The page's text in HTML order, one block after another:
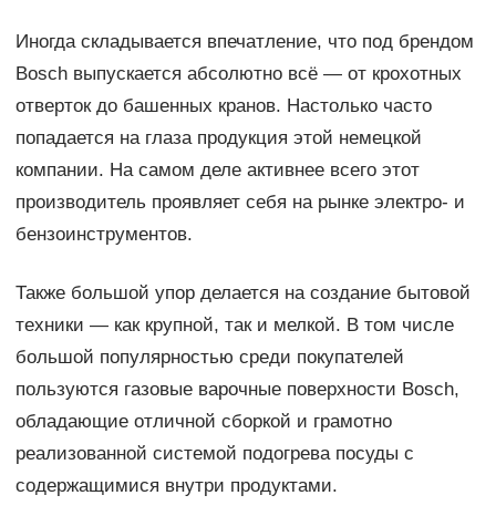
Иногда складывается впечатление, что под брендом
Bosch выпускается абсолютно всё — от крохотных
отверток до башенных кранов. Настолько часто
попадается на глаза продукция этой немецкой
компании. На самом деле активнее всего этот
производитель проявляет себя на рынке электро- и
бензоинструментов.
Также большой упор делается на создание бытовой
техники — как крупной, так и мелкой. В том числе
большой популярностью среди покупателей
пользуются газовые варочные поверхности Bosch,
обладающие отличной сборкой и грамотно
реализованной системой подогрева посуды с
содержащимися внутри продуктами.